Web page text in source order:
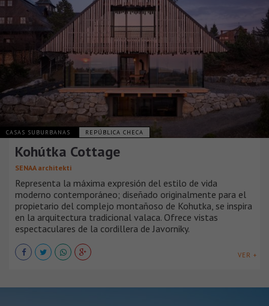
CASAS SUBURBANAS REPÚBLICA CHECA
Kohútka Cottage
SENAA architekti
Representa la máxima expresión del estilo de vida
moderno contemporáneo; diseñado originalmente para el
propietario del complejo montañoso de Kohutka, se inspira
en la arquitectura tradicional valaca. Ofrece vistas
espectaculares de la cordillera de Javorniky.
VER +